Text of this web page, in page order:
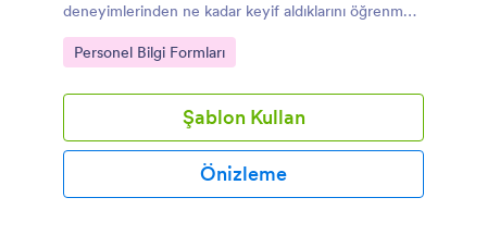
deneyimlerinden ne kadar keyif aldıklarını öğrenmek
için kullanılan bir ankettir.
Go to Category:
Personel Bilgi Formları
Şablon Kullan
Önizleme